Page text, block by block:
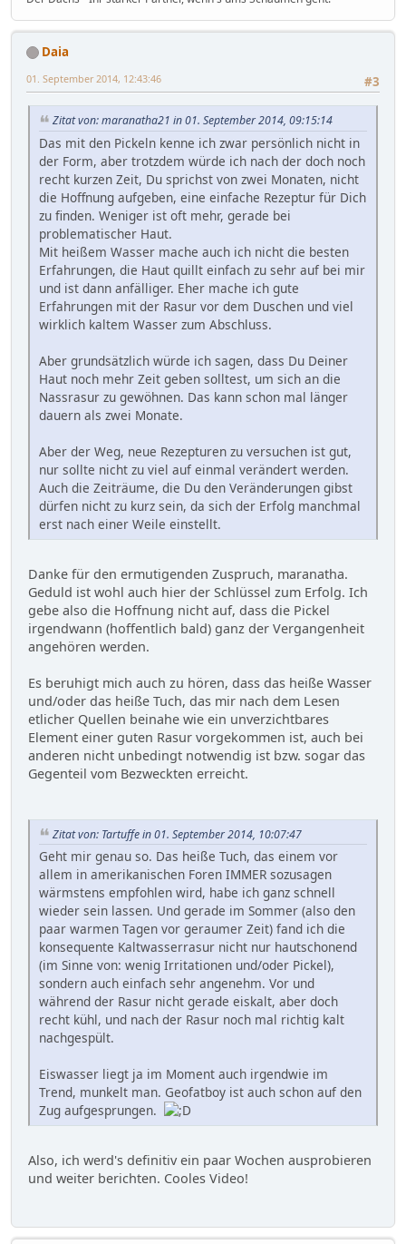
Daia
#3
01. September 2014, 12:43:46
Zitat von: maranatha21 in 01. September 2014, 09:15:14
Das mit den Pickeln kenne ich zwar persönlich nicht in
der Form, aber trotzdem würde ich nach der doch noch
recht kurzen Zeit, Du sprichst von zwei Monaten, nicht
die Hoffnung aufgeben, eine einfache Rezeptur für Dich
zu finden. Weniger ist oft mehr, gerade bei
problematischer Haut.
Mit heißem Wasser mache auch ich nicht die besten
Erfahrungen, die Haut quillt einfach zu sehr auf bei mir
und ist dann anfälliger. Eher mache ich gute
Erfahrungen mit der Rasur vor dem Duschen und viel
wirklich kaltem Wasser zum Abschluss.
Aber grundsätzlich würde ich sagen, dass Du Deiner
Haut noch mehr Zeit geben solltest, um sich an die
Nassrasur zu gewöhnen. Das kann schon mal länger
dauern als zwei Monate.
Aber der Weg, neue Rezepturen zu versuchen ist gut,
nur sollte nicht zu viel auf einmal verändert werden.
Auch die Zeiträume, die Du den Veränderungen gibst
dürfen nicht zu kurz sein, da sich der Erfolg manchmal
erst nach einer Weile einstellt.
Danke für den ermutigenden Zuspruch, maranatha.
Geduld ist wohl auch hier der Schlüssel zum Erfolg. Ich
gebe also die Hoffnung nicht auf, dass die Pickel
irgendwann (hoffentlich bald) ganz der Vergangenheit
angehören werden.
Es beruhigt mich auch zu hören, dass das heiße Wasser
und/oder das heiße Tuch, das mir nach dem Lesen
etlicher Quellen beinahe wie ein unverzichtbares
Element einer guten Rasur vorgekommen ist, auch bei
anderen nicht unbedingt notwendig ist bzw. sogar das
Gegenteil vom Bezweckten erreicht.
Zitat von: Tartuffe in 01. September 2014, 10:07:47
Geht mir genau so. Das heiße Tuch, das einem vor
allem in amerikanischen Foren IMMER sozusagen
wärmstens empfohlen wird, habe ich ganz schnell
wieder sein lassen. Und gerade im Sommer (also den
paar warmen Tagen vor geraumer Zeit) fand ich die
konsequente Kaltwasserrasur nicht nur hautschonend
(im Sinne von: wenig Irritationen und/oder Pickel),
sondern auch einfach sehr angenehm. Vor und
während der Rasur nicht gerade eiskalt, aber doch
recht kühl, und nach der Rasur noch mal richtig kalt
nachgespült.
Eiswasser liegt ja im Moment auch irgendwie im
Trend, munkelt man. Geofatboy ist auch schon auf den
Zug aufgesprungen.
Also, ich werd's definitiv ein paar Wochen ausprobieren
und weiter berichten. Cooles Video!